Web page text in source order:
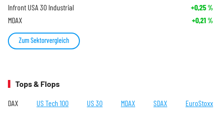
Infront USA 30 Industrial +0,25%
MDAX +0,21 %
Zum Sektorvergleich
Tops & Flops
DAX US Tech 100 US 30 MDAX SDAX EuroStoxx